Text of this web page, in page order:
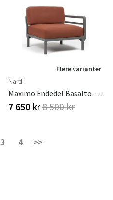
Flere varianter
Nardi
Maximo Endedel Basalto-Cannella
7 650 kr8 500 kr
3 4 >>